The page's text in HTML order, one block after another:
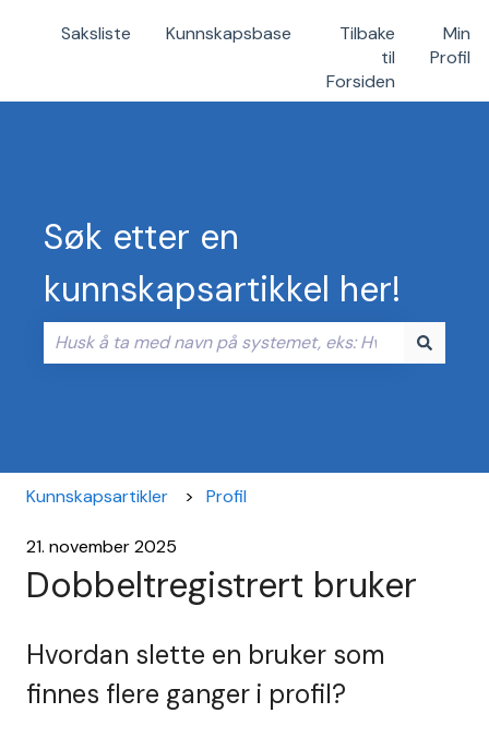
Saksliste Kunnskapsbase
Tilbake
til
Forsiden
Min
Profil
Søk etter en
kunnskapsartikkel her!
Kunnskapsartikler Profil
21. november 2025
Dobbeltregistrert bruker
Hvordan slette en bruker som
finnes flere ganger i profil?